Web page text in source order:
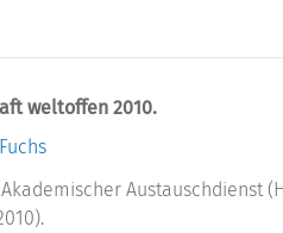
weltoffen 2010.
Austauschdienst